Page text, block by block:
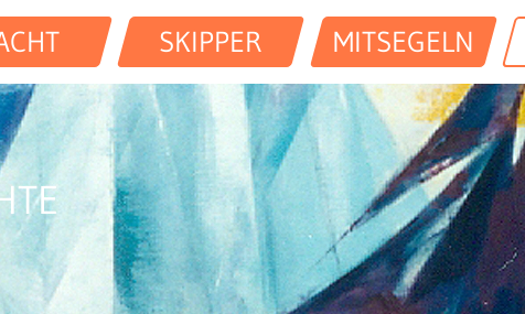
SKIPPER MITSEGELN